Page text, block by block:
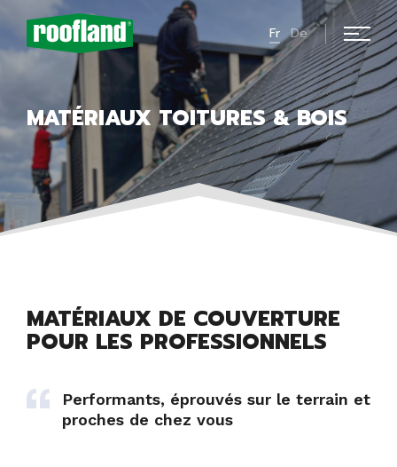
Fr De
MATÉRIAUX TOITURES & BOIS
MATÉRIAUX DE COUVERTURE
POUR LES PROFESSIONNELS
Performants, éprouvés sur le terrain et
proches de chez vous